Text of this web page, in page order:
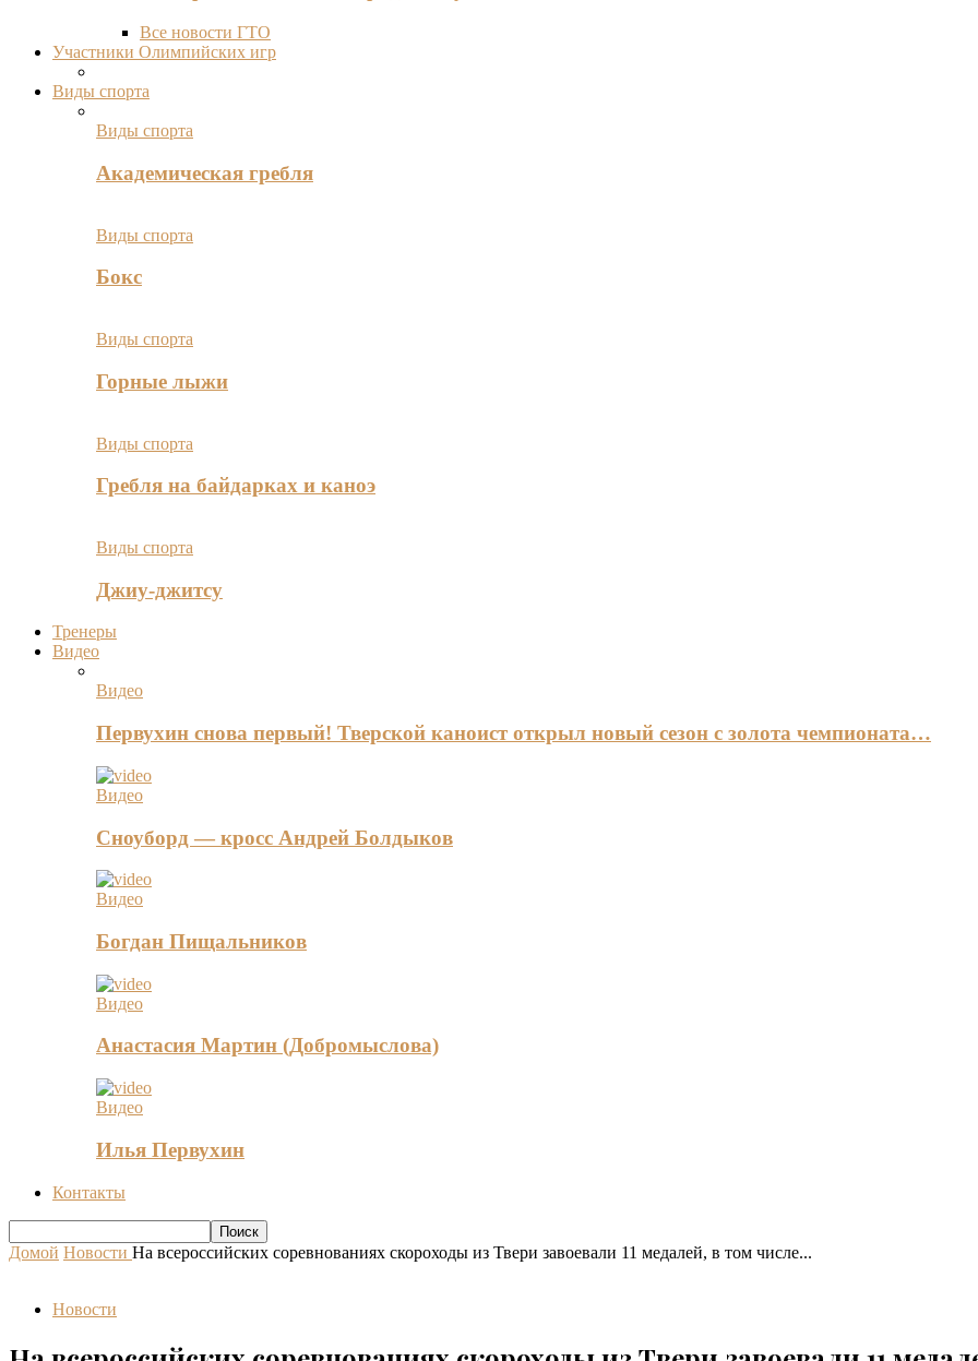
Все новости ГТО
Участники Олимпийских игр
Виды спорта
Виды спорта
Академическая гребля
Виды спорта
Бокс
Виды спорта
Горные лыжи
Виды спорта
Гребля на байдарках и каноэ
Виды спорта
Джиу-джитсу
Тренеры
Видео
Видео
Первухин снова первый! Тверской каноист открыл новый сезон с золота чемпионата…
Видео
Сноуборд — кросс Андрей Болдыков
Видео
Богдан Пищальников
Видео
Анастасия Мартин (Добромыслова)
Видео
Илья Первухин
Контакты
Домой Новости На всероссийских соревнованиях скороходы из Твери завоевали 11 медалей, в том числе...
Новости